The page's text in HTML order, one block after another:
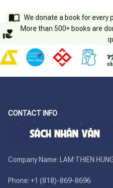
We donate a book for every
More than 500+ books are
CONTACT INFO
Company Name: LAM THIEN
Phone: +1 (818)-869-8696